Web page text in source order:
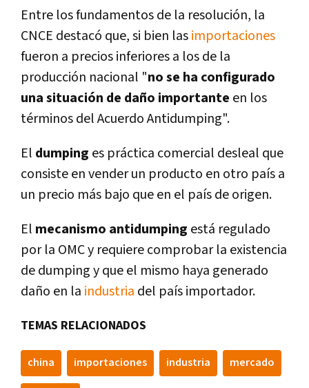
Entre los fundamentos de la resolución, la
CNCE destacó que, si bien lasimportaciones
fueron a precios inferiores a los de la
producción nacional "no se ha configurado
una situación de daño importante en los
términos del Acuerdo Antidumping".
El dumping es práctica comercial desleal que
consiste en vender un producto en otro paí­s a
un precio más bajo que en el paí­s de origen.
El mecanismo antidumping está regulado
por la OMC y requiere comprobar la existencia
de dumping y que el mismo haya generado
daño en la industria del paí­s importador.
TEMAS RELACIONADOS
china importaciones industria mercado